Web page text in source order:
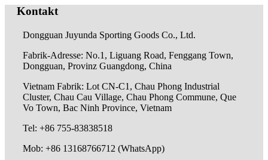
Kontakt
Dongguan Juyunda Sporting Goods Co., Ltd.
Fabrik-Adresse: No.1, Liguang Road, Fenggang Town,
Dongguan, Provinz Guangdong, China
Vietnam Fabrik: Lot CN-C1, Chau Phong Industrial
Cluster, Chau Cau Village, Chau Phong Commune, Que
Vo Town, Bac Ninh Province, Vietnam
Tel: +86 755-83838518
Mob: +86 13168766712 (WhatsApp)